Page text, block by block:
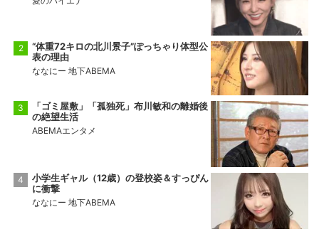
“体重72キロの北川景子”ぽっちゃり体型公
表の理由
ななにー 地下ABEMA
「ゴミ屋敷」「孤独死」布川敏和の離婚後
の絶望生活
ABEMAエンタメ
小学生ギャル（12歳）の登校姿＆すっぴん
に衝撃
ななにー 地下ABEMA